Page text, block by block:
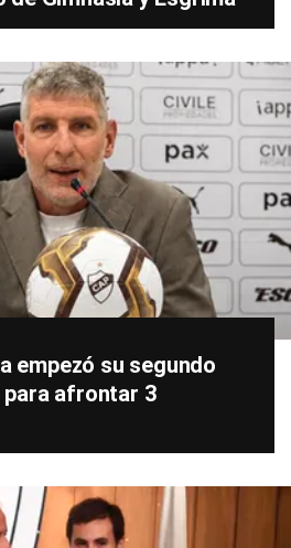
empezó su segundo
para afrontar 3